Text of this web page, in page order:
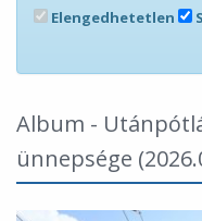
Elengedhetetlen
Album -
ünnepsége